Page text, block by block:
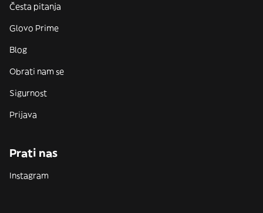
Česta pitanja
Glovo Prime
Blog
Obrati nam se
Sigurnost
Prijava
Prati nas
Instagram